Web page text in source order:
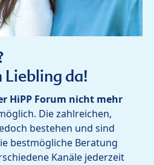
Liebling da!
HiPP Forum nicht mehr
Die zahlreichen,
bestehen und sind
bestmögliche Beratung
Kanäle jederzeit